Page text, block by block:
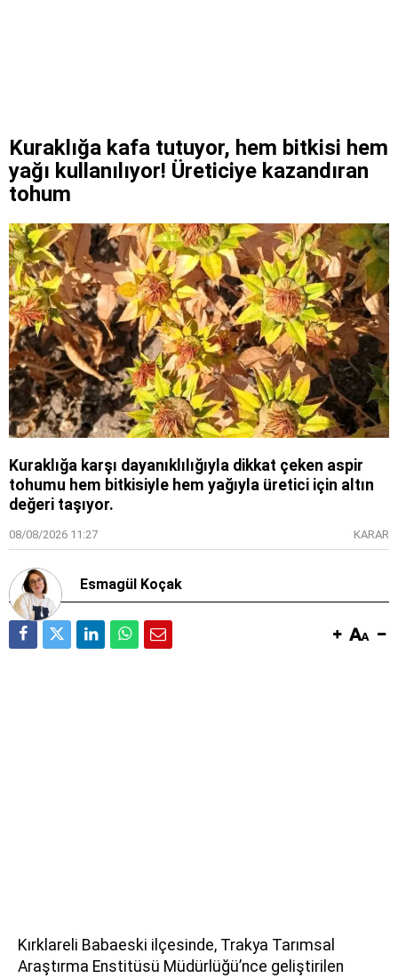
Kuraklığa kafa tutuyor, hem bitkisi hem
yağı kullanılıyor! Üreticiye kazandıran
tohum
Kuraklığa karşı dayanıklılığıyla dikkat çeken aspir
tohumu hem bitkisiyle hem yağıyla üretici için altın
değeri taşıyor.
08/08/2026 11:27 KARAR
Esmagül Koçak
Kırklareli Babaeski ilçesinde, Trakya Tarımsal
Araştırma Enstitüsü Müdürlüğü’nce geliştirilen